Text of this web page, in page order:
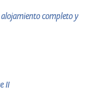
alojamiento completo y
II